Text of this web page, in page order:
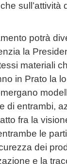
sull’attività
potrà
la
materiali
in Prato la
di entrambi,
fra la
le
dei
e la